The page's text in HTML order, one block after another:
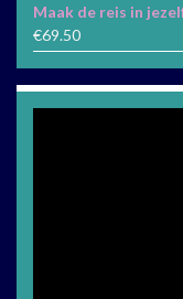
Maak de reis in
€69.50